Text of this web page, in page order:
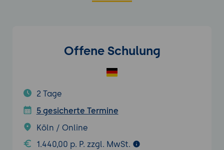
Offene Schulung
2 Tage
5 gesicherte Termine
Köln / Online
1.440,00 p. P. zzgl. MwSt.